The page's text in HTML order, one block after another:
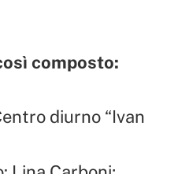
composto:
diurno “Ivan